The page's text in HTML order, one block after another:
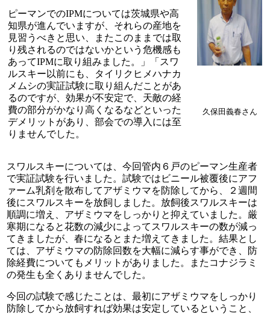
ピーマンでのIPMについては茨城県や高
知県が進んでいますが、それらの産地を
見習うべきと思い、またこのままでは取
り残されるのではないかという危機感も
あってIPMに取り組みました。」「スワ
ルスキー以前にも、タイリクヒメハナカ
メムシの実証試験に取り組んだことがあ
るのですが、効果が不安定で、天敵の経
費の部分がかなり高くなるなどといった
デメリットがあり、部会での導入には至
りませんでした。
久保田義春さん
スワルスキーについては、今回管内６戸のピーマン生産者
で実証試験を行いました。試験ではビニール被覆後にアフ
ァーム乳剤を散布してアザミウマを防除してから、２週間
後にスワルスキーを放飼しました。放飼後スワルスキーは
順調に増え、アザミウマをしっかりと抑えていました。厳
寒期になると花数の減少によってスワルスキーの数が減っ
てきましたが、春になるとまた増えてきました。結果とし
ては、アザミウマの防除回数を大幅に減らす事ができ、防
除経費についてもメリットがありました。またコナジラミ
の発生も全くありませんでした。
今回の試験で感じたことは、最初にアザミウマをしっかり
防除してから放飼すれば効果は安定しているということ、